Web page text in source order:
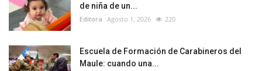
de niña de un...
Editora Agosto 1, 2026 220
Escuela de Formación de Carabineros del
Maule: cuando una...